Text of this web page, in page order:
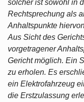
solcher ist sowohl in
Rechtsprechung als
Anhaltspunkte
Aus Sicht des
vorgetragener
Gericht möglich. Ein
zu erholen. Es
ein Elektrofahrzeug
die Erstzulassung